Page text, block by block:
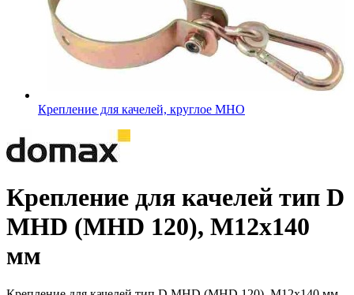
Крепление для качелей, круглое MHO
Крепление для качелей тип D
MHD (MHD 120), M12x140
мм